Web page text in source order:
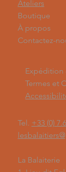
Ateliers
Boutique
À propos
Contactez-
Expédition
Termes et
Tel. +33 (0)
La Balaiterie